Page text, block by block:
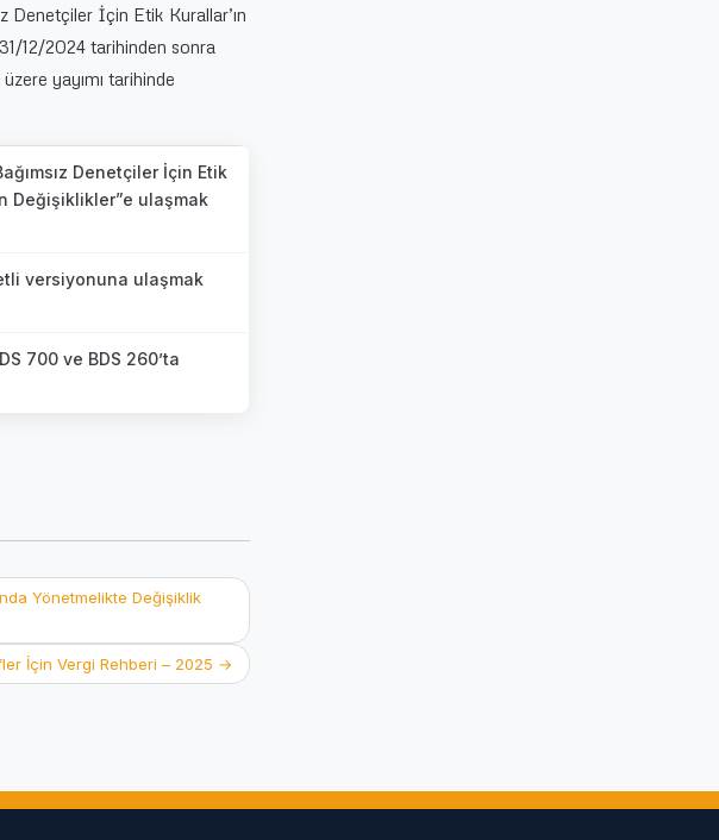
Denetçiler İçin Etik Kurallar’ın
12/2024 tarihinden sonra
yayımı tarihinde
Denetçiler İçin Etik
Değişiklikler”e ulaşmak
versiyonuna ulaşmak
700 ve BDS 260’ta
Yönetmelikte Değişiklik
İçin Vergi Rehberi – 2025 →